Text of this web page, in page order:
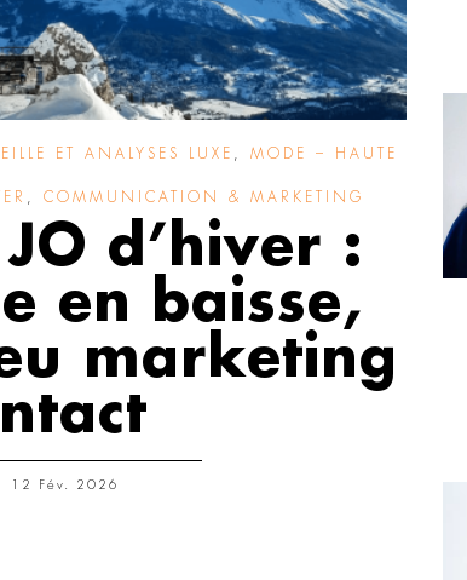
ET ANALYSES LUXE MODE – HAUTE
COMMUNICATION & MARKETING
d’hiver :
en baisse,
marketing
12 Fév. 2026